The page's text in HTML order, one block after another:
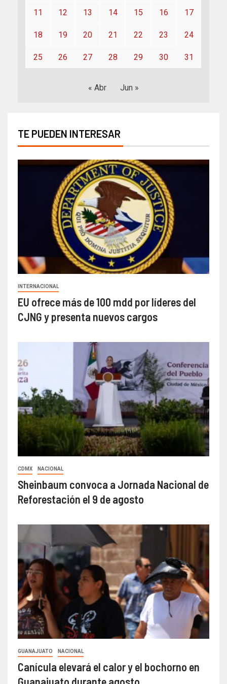
11 12 13 14 15 16 17
18 19 20 21 22 23 24
25 26 27 28 29 30 31
« Abr Jun »
TE PUEDEN INTERESAR
INTERNACIONAL
EU ofrece más de 100 mdd por líderes del
CJNG y presenta nuevos cargos
CDMX NACIONAL
Sheinbaum convoca a Jornada Nacional de
Reforestación el 9 de agosto
GUANAJUATO NACIONAL
Canícula elevará el calor y el bochorno en